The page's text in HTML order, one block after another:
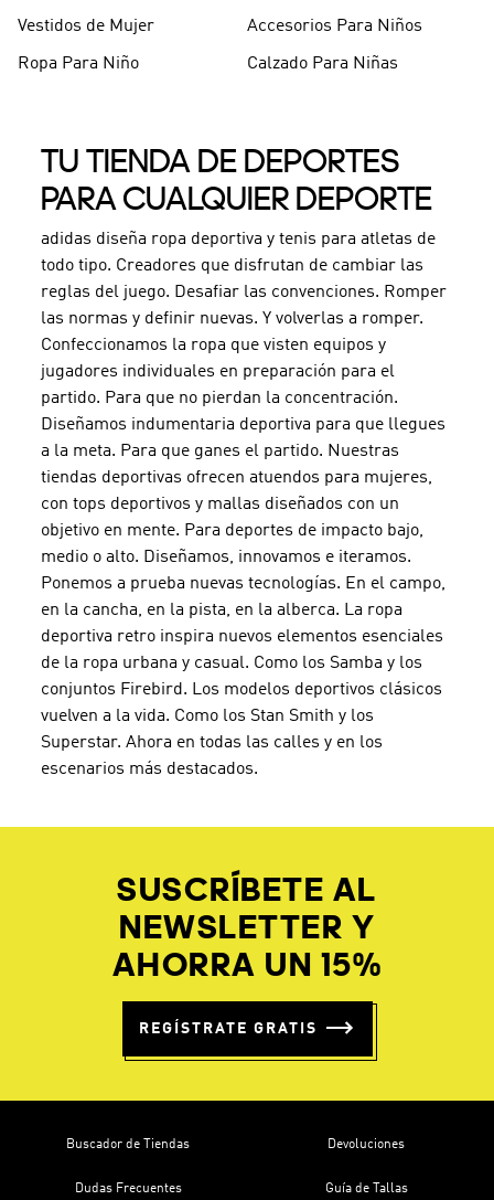
Vestidos de Mujer Accesorios Para Niños
Ropa Para Niño Calzado Para Niñas
TU TIENDA DE DEPORTES
PARA CUALQUIER DEPORTE
adidas diseña ropa deportiva y tenis para atletas de
todo tipo. Creadores que disfrutan de cambiar las
reglas del juego. Desafiar las convenciones. Romper
las normas y definir nuevas. Y volverlas a romper.
Confeccionamos la ropa que visten equipos y
jugadores individuales en preparación para el
partido. Para que no pierdan la concentración.
Diseñamos indumentaria deportiva para que llegues
a la meta. Para que ganes el partido. Nuestras
tiendas deportivas ofrecen atuendos para mujeres,
con tops deportivos y mallas diseñados con un
objetivo en mente. Para deportes de impacto bajo,
medio o alto. Diseñamos, innovamos e iteramos.
Ponemos a prueba nuevas tecnologías. En el campo,
en la cancha, en la pista, en la alberca. La ropa
deportiva retro inspira nuevos elementos esenciales
de la ropa urbana y casual. Como los Samba y los
conjuntos Firebird. Los modelos deportivos clásicos
vuelven a la vida. Como los Stan Smith y los
Superstar. Ahora en todas las calles y en los
escenarios más destacados.
SUSCRÍBETE AL
NEWSLETTER Y
AHORRA UN 15%
REGÍSTRATE GRATIS
Buscador de Tiendas
Dudas Frecuentes
Devoluciones
Guía de Tallas